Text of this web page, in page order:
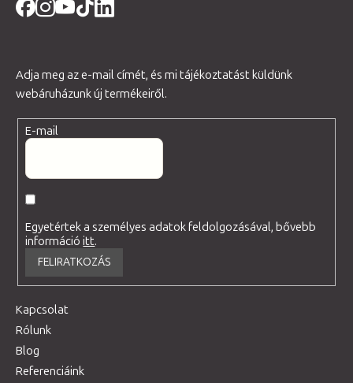
Adja meg az e-mail címét, és mi tájékoztatást küldünk
webáruházunk új termékeiről.
E-mail
Egyetértek a személyes adatok feldolgozásával, bővebb
információitt.
FELIRATKOZÁS
Kapcsolat
Rólunk
Blog
Referenciáink